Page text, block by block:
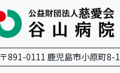
〒891-0111 鹿児島市小原町8-1